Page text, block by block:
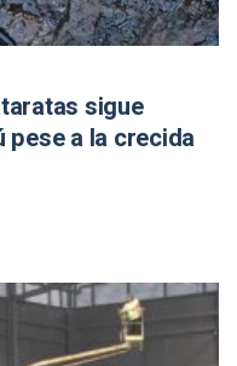
sigue
pese a la crecida